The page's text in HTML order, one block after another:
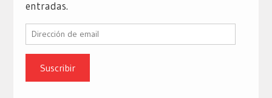
entradas.
Dirección
email